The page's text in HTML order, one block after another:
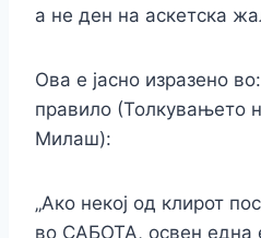
а не ден на аскетска
Ова е јасно изразено
правило (Толкувањето
Милаш):
„Ако некој од клирот
во САБОТА, освен една